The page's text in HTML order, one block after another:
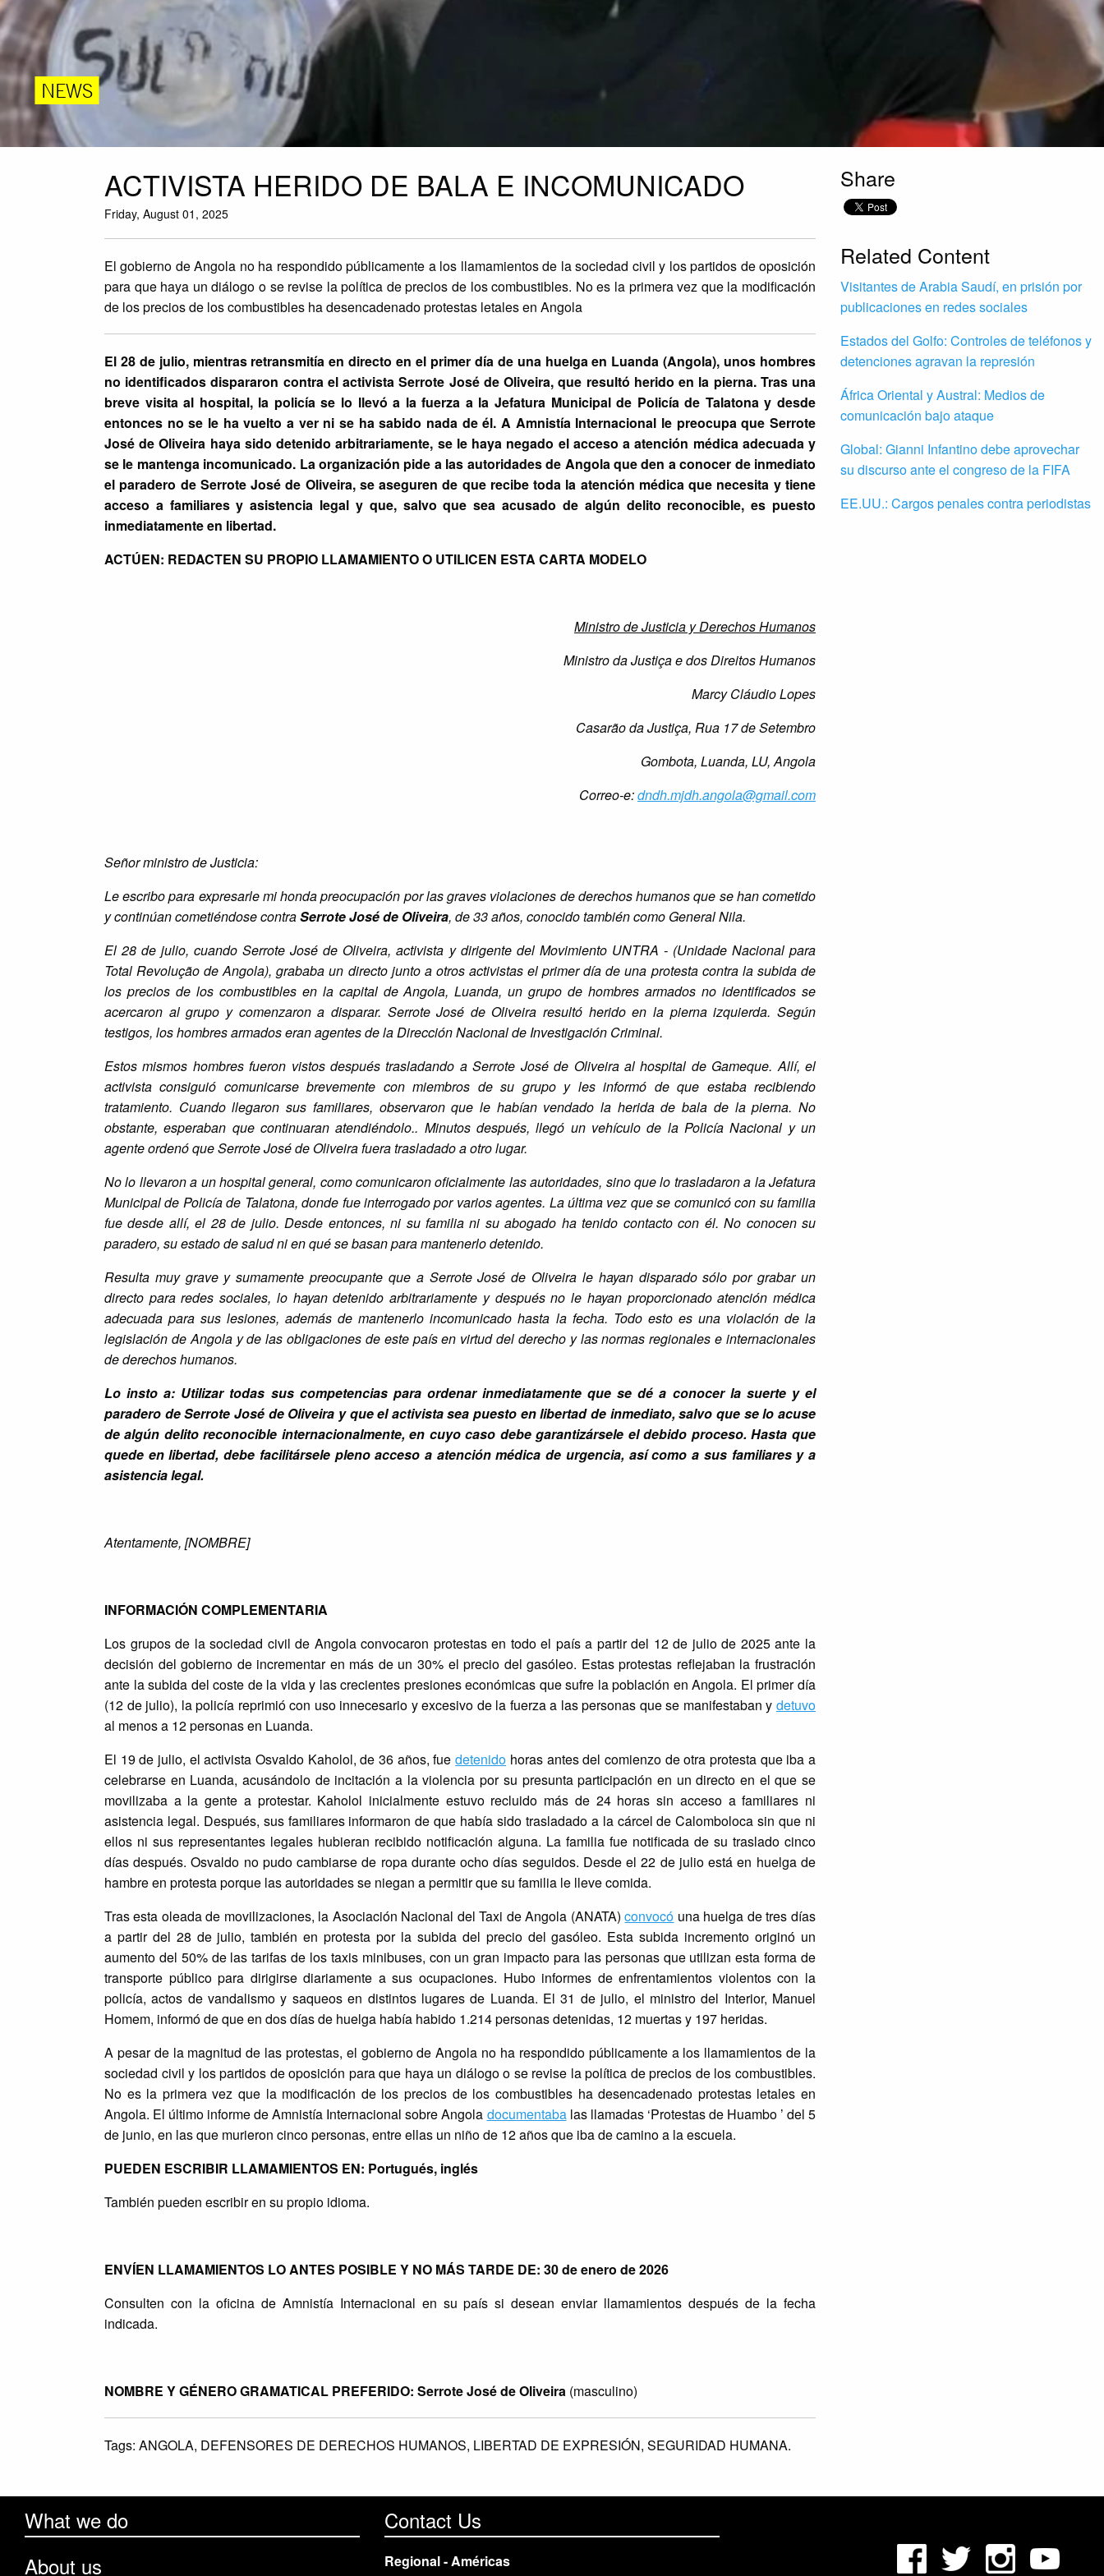
NEWS
ACTIVISTA HERIDO DE BALA E INCOMUNICADO
Friday, August 01, 2025
El gobierno de Angola no ha respondido públicamente a los llamamientos de la sociedad civil y los partidos de oposición
para que haya un diálogo o se revise la política de precios de los combustibles. No es la primera vez que la modificación
de los precios de los combustibles ha desencadenado protestas letales en Angola
El 28 de julio, mientras retransmitía en directo en el primer día de una huelga en Luanda (Angola), unos hombres
no identificados dispararon contra el activista Serrote José de Oliveira, que resultó herido en la pierna. Tras una
breve visita al hospital, la policía se lo llevó a la fuerza a la Jefatura Municipal de Policía de Talatona y desde
entonces no se le ha vuelto a ver ni se ha sabido nada de él. A Amnistía Internacional le preocupa que Serrote
José de Oliveira haya sido detenido arbitrariamente, se le haya negado el acceso a atención médica adecuada y
se le mantenga incomunicado. La organización pide a las autoridades de Angola que den a conocer de inmediato
el paradero de Serrote José de Oliveira, se aseguren de que recibe toda la atención médica que necesita y tiene
acceso a familiares y asistencia legal y que, salvo que sea acusado de algún delito reconocible, es puesto
inmediatamente en libertad.
ACTÚEN: REDACTEN SU PROPIO LLAMAMIENTO O UTILICEN ESTA CARTA MODELO
Ministro de Justicia y Derechos Humanos
Ministro da Justiça e dos Direitos Humanos
Marcy Cláudio Lopes
Casarão da Justiça, Rua 17 de Setembro
Gombota, Luanda, LU, Angola
Correo-e:dndh.mjdh.angola@gmail.com
Señor ministro de Justicia:
Le escribo para expresarle mi honda preocupación por las graves violaciones de derechos humanos que se han cometido
y continúan cometiéndose contraSerrote José de Oliveira, de 33 años, conocido también como General Nila.
El 28 de julio, cuando Serrote José de Oliveira, activista y dirigente del Movimiento UNTRA - (Unidade Nacional para
Total Revolução de Angola), grababa un directo junto a otros activistas el primer día de una protesta contra la subida de
los precios de los combustibles en la capital de Angola, Luanda, un grupo de hombres armados no identificados se
acercaron al grupo y comenzaron a disparar. Serrote José de Oliveira resultó herido en la pierna izquierda. Según
testigos, los hombres armados eran agentes de la Dirección Nacional de Investigación Criminal.
Estos mismos hombres fueron vistos después trasladando a Serrote José de Oliveira al hospital de Gameque. Allí, el
activista consiguió comunicarse brevemente con miembros de su grupo y les informó de que estaba recibiendo
tratamiento. Cuando llegaron sus familiares, observaron que le habían vendado la herida de bala de la pierna. No
obstante, esperaban que continuaran atendiéndolo.. Minutos después, llegó un vehículo de la Policía Nacional y un
agente ordenó que Serrote José de Oliveira fuera trasladado a otro lugar.
No lo llevaron a un hospital general, como comunicaron oficialmente las autoridades, sino que lo trasladaron a la Jefatura
Municipal de Policía de Talatona, donde fue interrogado por varios agentes. La última vez que se comunicó con su familia
fue desde allí, el 28 de julio. Desde entonces, ni su familia ni su abogado ha tenido contacto con él. No conocen su
paradero, su estado de salud ni en qué se basan para mantenerlo detenido.
Resulta muy grave y sumamente preocupante que a Serrote José de Oliveira le hayan disparado sólo por grabar un
directo para redes sociales, lo hayan detenido arbitrariamente y después no le hayan proporcionado atención médica
adecuada para sus lesiones, además de mantenerlo incomunicado hasta la fecha. Todo esto es una violación de la
legislación de Angola y de las obligaciones de este país en virtud del derecho y las normas regionales e internacionales
de derechos humanos.
Lo insto a: Utilizar todas sus competencias para ordenar inmediatamente que se dé a conocer la suerte y el
paradero de Serrote José de Oliveira y que el activista sea puesto en libertad de inmediato, salvo que se lo acuse
de algún delito reconocible internacionalmente, en cuyo caso debe garantizársele el debido proceso. Hasta que
quede en libertad, debe facilitársele pleno acceso a atención médica de urgencia, así como a sus familiares y a
asistencia legal.
Atentamente, [NOMBRE]
INFORMACIÓN COMPLEMENTARIA
Los grupos de la sociedad civil de Angola convocaron protestas en todo el país a partir del 12 de julio de 2025 ante la
decisión del gobierno de incrementar en más de un 30% el precio del gasóleo. Estas protestas reflejaban la frustración
ante la subida del coste de la vida y las crecientes presiones económicas que sufre la población en Angola. El primer día
(12 de julio), la policía reprimió con uso innecesario y excesivo de la fuerza a las personas que se manifestaban y detuvo
al menos a 12 personas en Luanda.
El 19 de julio, el activista Osvaldo Kaholol, de 36 años, fuedetenido horas antes del comienzo de otra protesta que iba a
celebrarse en Luanda, acusándolo de incitación a la violencia por su presunta participación en un directo en el que se
movilizaba a la gente a protestar. Kaholol inicialmente estuvo recluido más de 24 horas sin acceso a familiares ni
asistencia legal. Después, sus familiares informaron de que había sido trasladado a la cárcel de Calomboloca sin que ni
ellos ni sus representantes legales hubieran recibido notificación alguna. La familia fue notificada de su traslado cinco
días después. Osvaldo no pudo cambiarse de ropa durante ocho días seguidos. Desde el 22 de julio está en huelga de
hambre en protesta porque las autoridades se niegan a permitir que su familia le lleve comida.
Tras esta oleada de movilizaciones, la Asociación Nacional del Taxi de Angola (ANATA)convocó una huelga de tres días
a partir del 28 de julio, también en protesta por la subida del precio del gasóleo. Esta subida incremento originó un
aumento del 50% de las tarifas de los taxis minibuses, con un gran impacto para las personas que utilizan esta forma de
transporte público para dirigirse diariamente a sus ocupaciones. Hubo informes de enfrentamientos violentos con la
policía, actos de vandalismo y saqueos en distintos lugares de Luanda. El 31 de julio, el ministro del Interior, Manuel
Homem, informó de que en dos días de huelga había habido 1.214 personas detenidas, 12 muertas y 197 heridas.
A pesar de la magnitud de las protestas, el gobierno de Angola no ha respondido públicamente a los llamamientos de la
sociedad civil y los partidos de oposición para que haya un diálogo o se revise la política de precios de los combustibles.
No es la primera vez que la modificación de los precios de los combustibles ha desencadenado protestas letales en
Angola. El último informe de Amnistía Internacional sobre Angola documentabalas llamadas ‘Protestas de Huambo ’ del 5
de junio, en las que murieron cinco personas, entre ellas un niño de 12 años que iba de camino a la escuela.
PUEDEN ESCRIBIR LLAMAMIENTOS EN: Portugués, inglés
También pueden escribir en su propio idioma.
ENVÍEN LLAMAMIENTOS LO ANTES POSIBLE Y NO MÁS TARDE DE: 30 de enero de 2026
Consulten con la oficina de Amnistía Internacional en su país si desean enviar llamamientos después de la fecha
indicada.
NOMBRE Y GÉNERO GRAMATICAL PREFERIDO: Serrote José de Oliveira (masculino)
Tags: ANGOLA, DEFENSORES DE DERECHOS HUMANOS, LIBERTAD DE EXPRESIÓN, SEGURIDAD HUMANA.
Share
Related Content
Visitantes de Arabia Saudí, en prisión por
publicaciones en redes sociales
Estados del Golfo: Controles de teléfonos y
detenciones agravan la represión
África Oriental y Austral: Medios de
comunicación bajo ataque
Global: Gianni Infantino debe aprovechar
su discurso ante el congreso de la FIFA
EE.UU.: Cargos penales contra periodistas
What we do
About us
Contact Us
Regional - Américas